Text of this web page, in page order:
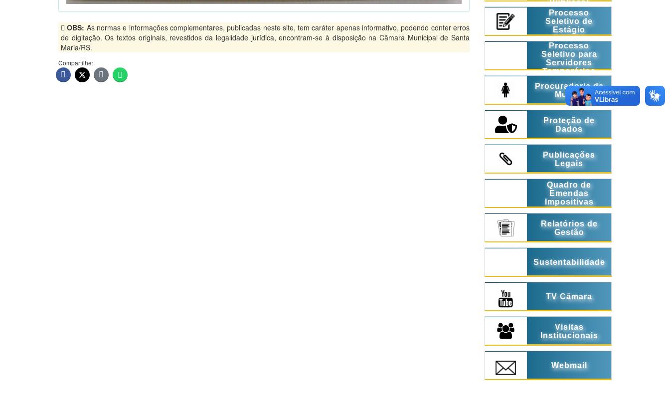
OBS: As normas e informações complementares, publicadas neste site, tem caráter apenas informativo, podendo conter erros
de digitação. Os textos originais, revestidos da legalidade jurídica, encontram-se à disposição na Câmara Municipal de Santa
Maria/RS.
Compartilhe:
Públicas)
Processo
Seletivo de
Estágio
Processo
Seletivo para
Servidores
Temporários
Procuradoria da
Mulher
Proteção de
Dados
Publicações
Legais
Quadro de
Emendas
Impositivas
Relatórios de
Gestão
Sustentabilidade
TV Câmara
Visitas
Institucionais
Webmail